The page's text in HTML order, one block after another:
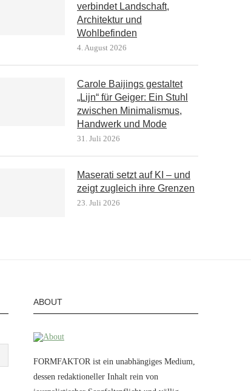
verbindet Landschaft,
Architektur und
Wohlbefinden
4. August 2026
Carole Baijings gestaltet
„Lijn“ für Geiger: Ein Stuhl
zwischen Minimalismus,
Handwerk und Mode
31. Juli 2026
Maserati setzt auf KI – und
zeigt zugleich ihre Grenzen
23. Juli 2026
ABOUT
FORMFAKTOR ist ein unabhängiges Medium,
dessen redaktioneller Inhalt rein von